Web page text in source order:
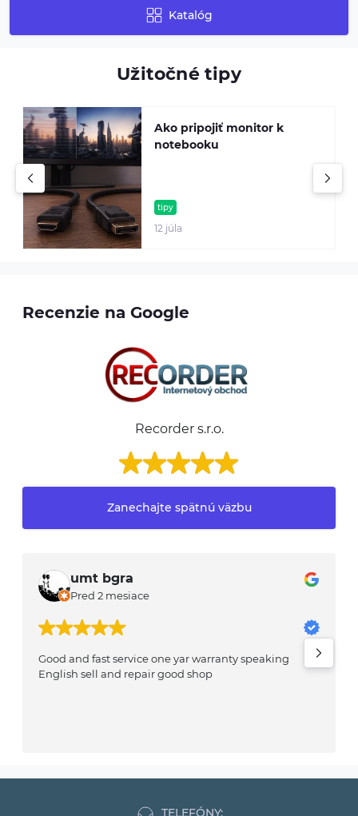
Katalóg
Užitočné tipy
tipy
12 júla
Ako pripojiť monitor k
notebooku
Recenzie na Google
Recorder s.r.o.
Zanechajte spätnú väzbu
umt bgra
Pred 2 mesiace
Good and fast service one yar warranty speaking
English sell and repair good shop
TELEFÓNY: